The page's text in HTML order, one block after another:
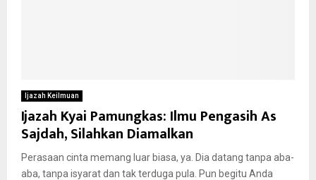
Ijazah Keilmuan
Ijazah Kyai Pamungkas: Ilmu Pengasih As
Sajdah, Silahkan Diamalkan
Perasaan cinta memang luar biasa, ya. Dia datang tanpa aba-
aba, tanpa isyarat dan tak terduga pula. Pun begitu Anda